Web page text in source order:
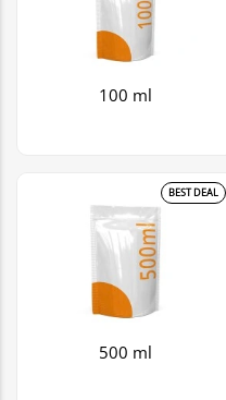
100 ml
500 ml
BEST DEAL